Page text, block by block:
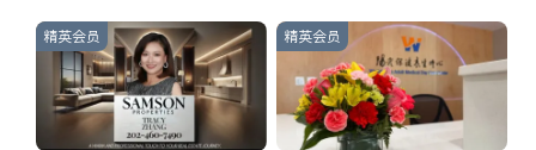
精英会员 精英会员